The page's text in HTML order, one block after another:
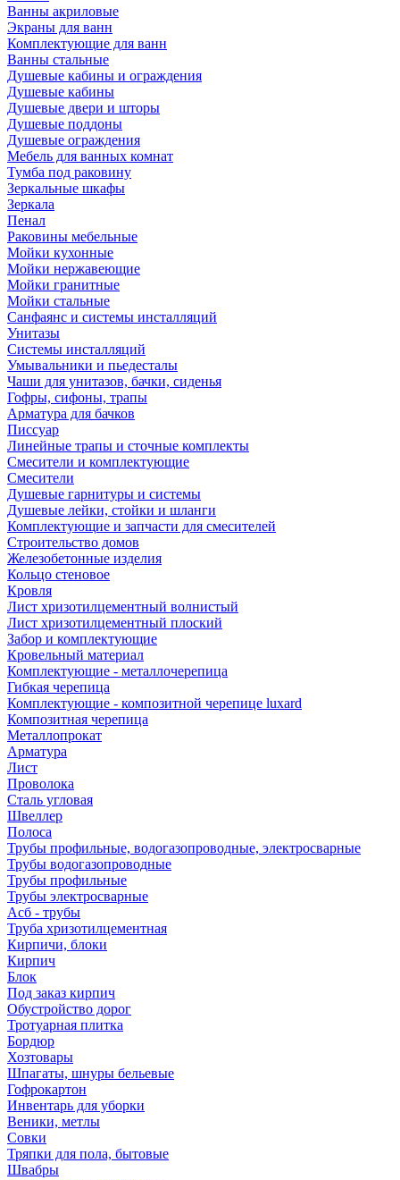
Ванны акриловые
Экраны для ванн
Комплектующие для ванн
Ванны стальные
Душевые кабины и ограждения
Душевые кабины
Душевые двери и шторы
Душевые поддоны
Душевые ограждения
Мебель для ванных комнат
Тумба под раковину
Зеркальные шкафы
Зеркала
Пенал
Раковины мебельные
Мойки кухонные
Мойки нержавеющие
Мойки гранитные
Мойки стальные
Санфаянс и системы инсталляций
Унитазы
Системы инсталляций
Умывальники и пьедесталы
Чаши для унитазов, бачки, сиденья
Гофры, сифоны, трапы
Арматура для бачков
Писсуар
Линейные трапы и сточные комплекты
Смесители и комплектующие
Смесители
Душевые гарнитуры и системы
Душевые лейки, стойки и шланги
Комплектующие и запчасти для смесителей
Строительство домов
Железобетонные изделия
Кольцо стеновое
Кровля
Лист хризотилцементный волнистый
Лист хризотилцементный плоский
Забор и комплектующие
Кровельный материал
Комплектующие - металлочерепица
Гибкая черепица
Комплектующие - композитной черепице luxard
Композитная черепица
Металлопрокат
Арматура
Лист
Проволока
Сталь угловая
Швеллер
Полоса
Трубы профильные, водогазопроводные, электросварные
Трубы водогазопроводные
Трубы профильные
Трубы электросварные
Асб - трубы
Труба хризотилцементная
Кирпичи, блоки
Кирпич
Блок
Под заказ кирпич
Обустройство дорог
Тротуарная плитка
Бордюр
Хозтовары
Шпагаты, шнуры бельевые
Гофрокартон
Инвентарь для уборки
Веники, метлы
Совки
Тряпки для пола, бытовые
Швабры